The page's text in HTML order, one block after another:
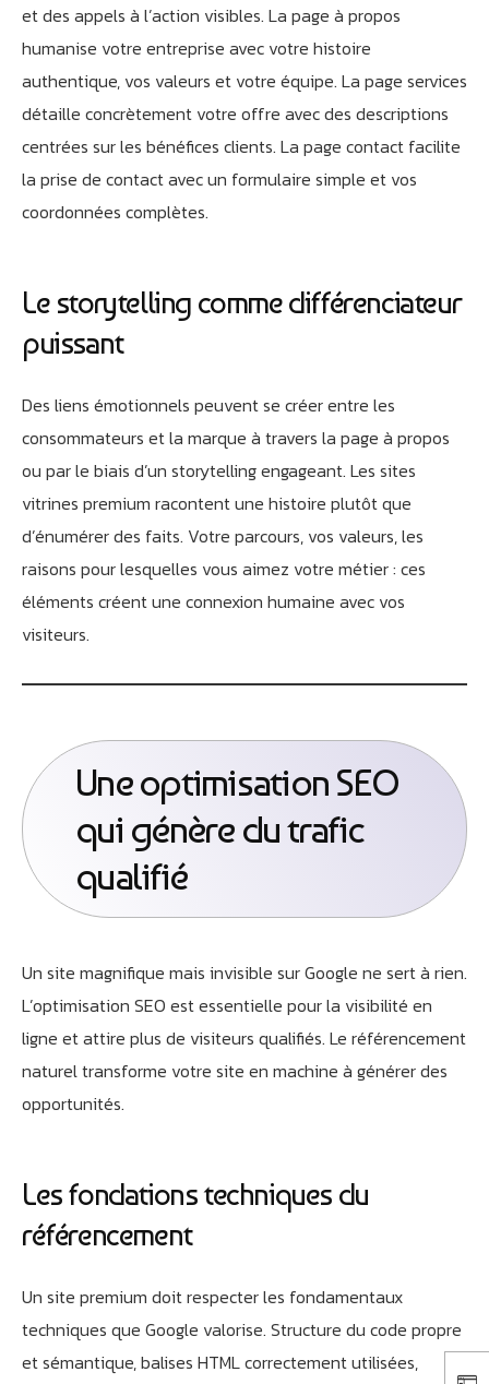
et des appels à l’action visibles. La page à propos
humanise votre entreprise avec votre histoire
authentique, vos valeurs et votre équipe. La page services
détaille concrètement votre offre avec des descriptions
centrées sur les bénéfices clients. La page contact facilite
la prise de contact avec un formulaire simple et vos
coordonnées complètes.
Le storytelling comme différenciateur
puissant
Des liens émotionnels peuvent se créer entre les
consommateurs et la marque à travers la page à propos
ou par le biais d’un storytelling engageant. Les sites
vitrines premium racontent une histoire plutôt que
d’énumérer des faits. Votre parcours, vos valeurs, les
raisons pour lesquelles vous aimez votre métier : ces
éléments créent une connexion humaine avec vos
visiteurs.
Une optimisation SEO
qui génère du trafic
qualifié
Un site magnifique mais invisible sur Google ne sert à rien.
L’optimisation SEO est essentielle pour la visibilité en
ligne et attire plus de visiteurs qualifiés. Le référencement
naturel transforme votre site en machine à générer des
opportunités.
Les fondations techniques du
référencement
Un site premium doit respecter les fondamentaux
techniques que Google valorise. Structure du code propre
et sémantique, balises HTML correctement utilisées,